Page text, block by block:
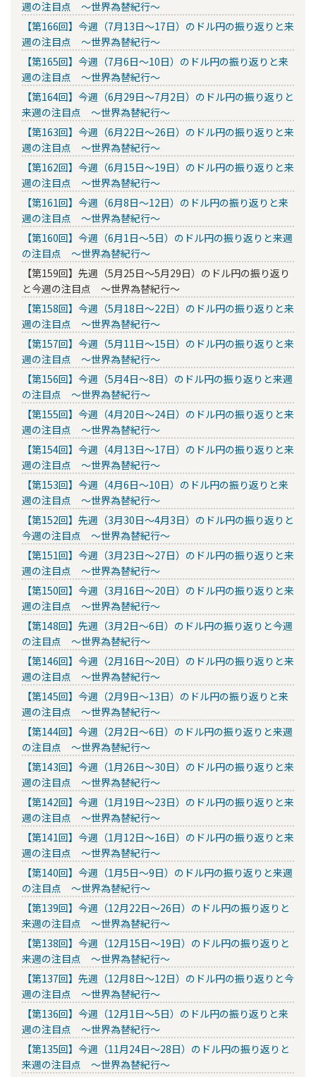
週の注目点 ～世界為替紀行～
【第166回】今週（7月13日～17日）のドル円の振り返りと来
週の注目点 ～世界為替紀行～
【第165回】今週（7月6日～10日）のドル円の振り返りと来
週の注目点 ～世界為替紀行～
【第164回】今週（6月29日～7月2日）のドル円の振り返りと
来週の注目点 ～世界為替紀行～
【第163回】今週（6月22日～26日）のドル円の振り返りと来
週の注目点 ～世界為替紀行～
【第162回】今週（6月15日～19日）のドル円の振り返りと来
週の注目点 ～世界為替紀行～
【第161回】今週（6月8日～12日）のドル円の振り返りと来
週の注目点 ～世界為替紀行～
【第160回】今週（6月1日～5日）のドル円の振り返りと来週
の注目点 ～世界為替紀行～
【第159回】先週（5月25日～5月29日）のドル円の振り返り
と今週の注目点 ～世界為替紀行～
【第158回】今週（5月18日～22日）のドル円の振り返りと来
週の注目点 ～世界為替紀行～
【第157回】今週（5月11日～15日）のドル円の振り返りと来
週の注目点 ～世界為替紀行～
【第156回】今週（5月4日～8日）のドル円の振り返りと来週
の注目点 ～世界為替紀行～
【第155回】今週（4月20日～24日）のドル円の振り返りと来
週の注目点 ～世界為替紀行～
【第154回】今週（4月13日～17日）のドル円の振り返りと来
週の注目点 ～世界為替紀行～
【第153回】今週（4月6日～10日）のドル円の振り返りと来
週の注目点 ～世界為替紀行～
【第152回】先週（3月30日～4月3日）のドル円の振り返りと
今週の注目点 ～世界為替紀行～
【第151回】今週（3月23日～27日）のドル円の振り返りと来
週の注目点 ～世界為替紀行～
【第150回】今週（3月16日～20日）のドル円の振り返りと来
週の注目点 ～世界為替紀行～
【第148回】先週（3月2日～6日）のドル円の振り返りと今週
の注目点 ～世界為替紀行～
【第146回】今週（2月16日～20日）のドル円の振り返りと来
週の注目点 ～世界為替紀行～
【第145回】今週（2月9日～13日）のドル円の振り返りと来
週の注目点 ～世界為替紀行～
【第144回】今週（2月2日～6日）のドル円の振り返りと来週
の注目点 ～世界為替紀行～
【第143回】今週（1月26日～30日）のドル円の振り返りと来
週の注目点 ～世界為替紀行～
【第142回】今週（1月19日～23日）のドル円の振り返りと来
週の注目点 ～世界為替紀行～
【第141回】今週（1月12日～16日）のドル円の振り返りと来
週の注目点 ～世界為替紀行～
【第140回】今週（1月5日～9日）のドル円の振り返りと来週
の注目点 ～世界為替紀行～
【第139回】今週（12月22日～26日）のドル円の振り返りと
来週の注目点 ～世界為替紀行～
【第138回】今週（12月15日～19日）のドル円の振り返りと
来週の注目点 ～世界為替紀行～
【第137回】先週（12月8日～12日）のドル円の振り返りと今
週の注目点 ～世界為替紀行～
【第136回】今週（12月1日～5日）のドル円の振り返りと来
週の注目点 ～世界為替紀行～
【第135回】今週（11月24日～28日）のドル円の振り返りと
来週の注目点 ～世界為替紀行～